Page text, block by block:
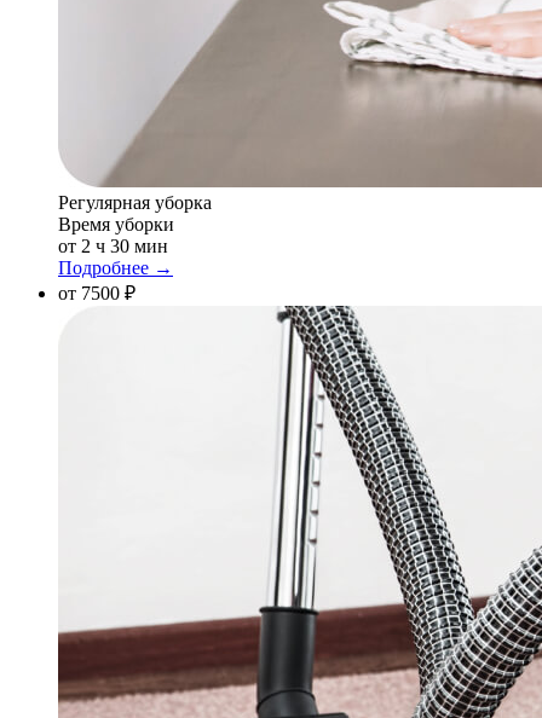
Регулярная уборка
Время уборки
от 2 ч 30 мин
Подробнее →
от 7500 ₽